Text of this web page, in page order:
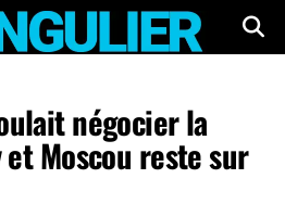
négocier la
Moscou reste sur